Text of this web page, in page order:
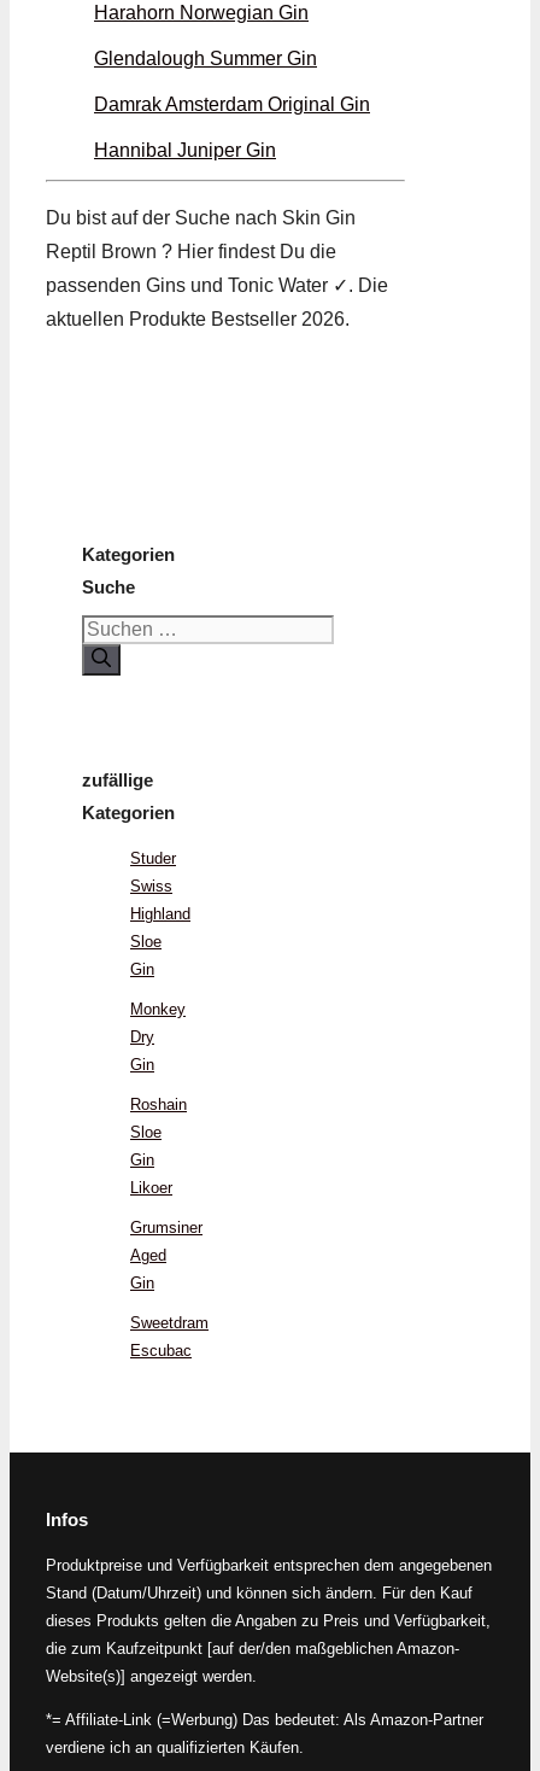
Harahorn Norwegian Gin
Glendalough Summer Gin
Damrak Amsterdam Original Gin
Hannibal Juniper Gin
Du bist auf der Suche nach Skin Gin
Reptil Brown ? Hier findest Du die
passenden Gins und Tonic Water ✓. Die
aktuellen Produkte Bestseller 2026.
Kategorien
Suche
Suchen
nach:
zufällige
Kategorien
Studer
Swiss
Highland
Sloe
Gin
Monkey
Dry
Gin
Roshain
Sloe
Gin
Likoer
Grumsiner
Aged
Gin
Sweetdram
Escubac
Infos
Produktpreise und Verfügbarkeit entsprechen dem angegebenen
Stand (Datum/Uhrzeit) und können sich ändern. Für den Kauf
dieses Produkts gelten die Angaben zu Preis und Verfügbarkeit,
die zum Kaufzeitpunkt [auf der/den maßgeblichen Amazon-
Website(s)] angezeigt werden.
*= Affiliate-Link (=Werbung) Das bedeutet: Als Amazon-Partner
verdiene ich an qualifizierten Käufen.